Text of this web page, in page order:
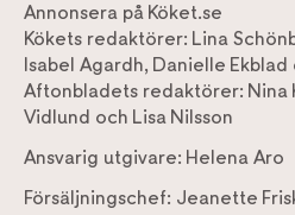
Annonsera på Köket.se
Kökets redaktörer: Lina
Isabel Agardh, Danielle Ekblad
Aftonbladets redaktörer: Nina
Vidlund och Lisa Nilsson
Ansvarig utgivare: Helena Aro
Försäljningschef: Jeanette